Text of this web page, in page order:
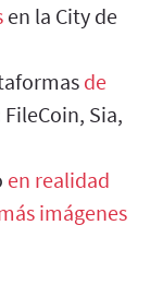
en la City de
de
FileCoin, Sia,
en realidad
imágenes